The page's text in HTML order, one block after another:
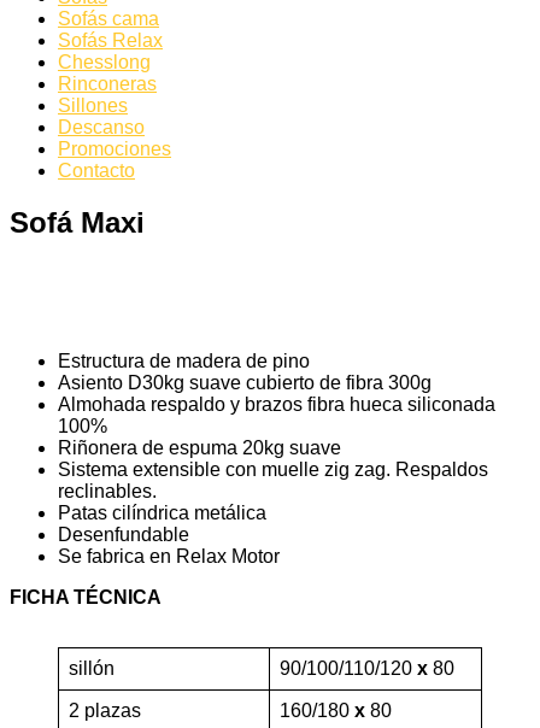
Sofás cama
Sofás Relax
Chesslong
Rinconeras
Sillones
Descanso
Promociones
Contacto
Sofá Maxi
Estructura de madera de pino
Asiento D30kg suave cubierto de fibra 300g
Almohada respaldo y brazos fibra hueca siliconada
100%
Riñonera de espuma 20kg suave
Sistema extensible con muelle zig zag. Respaldos
reclinables.
Patas cilíndrica metálica
Desenfundable
Se fabrica en Relax Motor
FICHA TÉCNICA
sillón 90/100/110/120 x 80
2 plazas 160/180 x 80